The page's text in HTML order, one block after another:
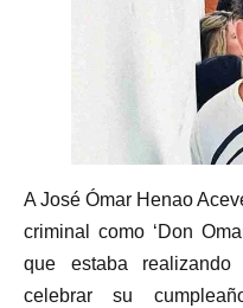
A José Ómar Henao
criminal como ‘Don
que estaba
celebrar su